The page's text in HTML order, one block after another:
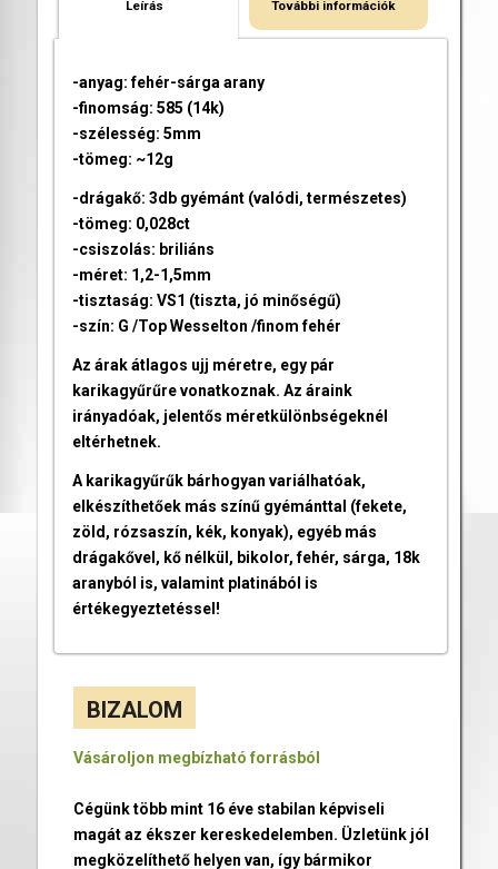
Leírás További információk
-anyag: fehér-sárga arany
-finomság: 585 (14k)
-szélesség: 5mm
-tömeg: ~12g
-drágakő: 3db gyémánt (valódi, természetes)
-tömeg: 0,028ct
-csiszolás: briliáns
-méret: 1,2-1,5mm
-tisztaság: VS1 (tiszta, jó minőségű)
-szín: G /Top Wesselton /finom fehér
Az árak átlagos ujj méretre, egy pár
karikagyűrűre vonatkoznak. Az áraink
irányadóak, jelentős méretkülönbségeknél
eltérhetnek.
A karikagyűrűk bárhogyan variálhatóak,
elkészíthetőek más színű gyémánttal (fekete,
zöld, rózsaszín, kék, konyak), egyéb más
drágakővel, kő nélkül, bikolor, fehér, sárga, 18k
aranyból is, valamint platinából is
értékegyeztetéssel!
BIZALOM
Vásároljon megbízható forrásból
Cégünk több mint 16 éve stabilan képviseli
magát az ékszer kereskedelemben. Üzletünk jól
megközelíthető helyen van, így bármikor